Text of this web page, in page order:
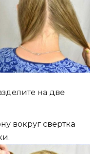
на две
вокруг свертка